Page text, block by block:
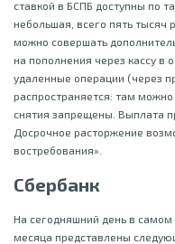
ставкой в БСПБ доступны по
небольшая, всего пять тысяч
можно совершать
на пополнения через кассу в
удаленные операции (через
распространяется: там
снятия запрещены. Выплата
Досрочное расторжение
востребования».
Сбербанк
На сегодняшний день в
месяца представлены